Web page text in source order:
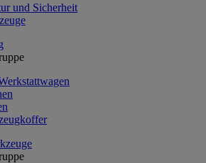
und Sicherheit